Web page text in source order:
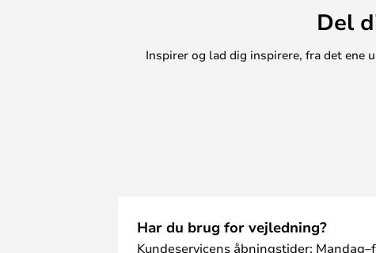
Del
Inspirer og lad dig inspirere, fra det ene
Har du brug for vejledning?
Kundeservicens åbningstider: